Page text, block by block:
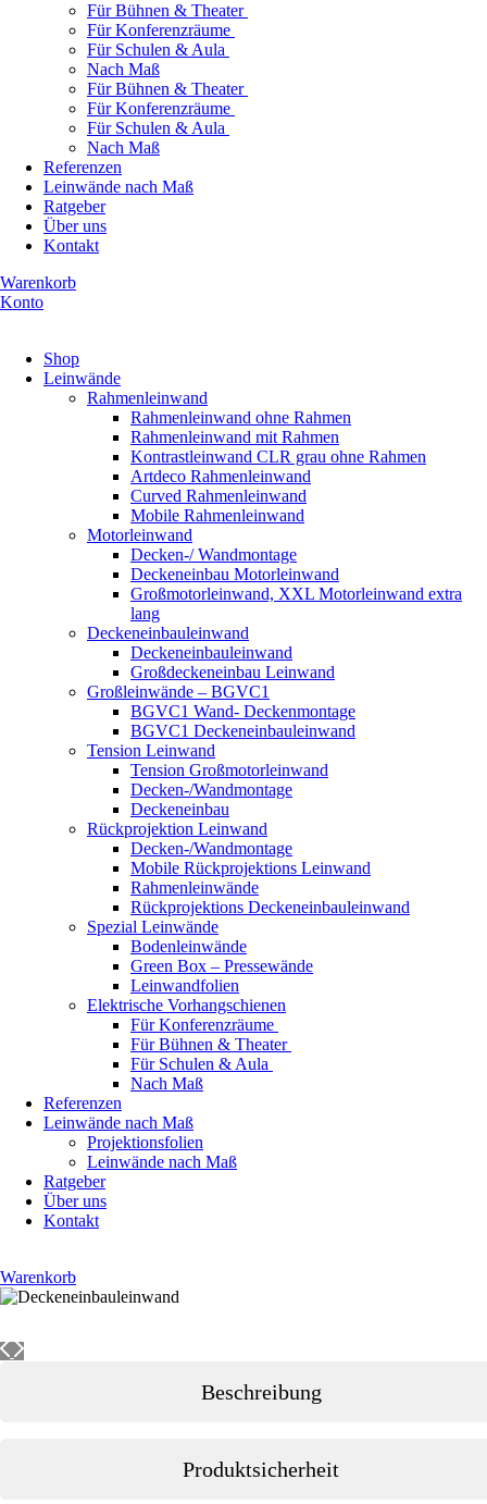
Für Bühnen & Theater
Für Konferenzräume
Für Schulen & Aula
Nach Maß
Für Bühnen & Theater
Für Konferenzräume
Für Schulen & Aula
Nach Maß
Referenzen
Leinwände nach Maß
Ratgeber
Über uns
Kontakt
Warenkorb
Konto
Shop
Leinwände
Rahmenleinwand
Rahmenleinwand ohne Rahmen
Rahmenleinwand mit Rahmen
Kontrastleinwand CLR grau ohne Rahmen
Artdeco Rahmenleinwand
Curved Rahmenleinwand
Mobile Rahmenleinwand
Motorleinwand
Decken-/ Wandmontage
Deckeneinbau Motorleinwand
Großmotorleinwand, XXL Motorleinwand extra
lang
Deckeneinbauleinwand
Deckeneinbauleinwand
Großdeckeneinbau Leinwand
Großleinwände – BGVC1
BGVC1 Wand- Deckenmontage
BGVC1 Deckeneinbauleinwand
Tension Leinwand
Tension Großmotorleinwand
Decken-/Wandmontage
Deckeneinbau
Rückprojektion Leinwand
Decken-/Wandmontage
Mobile Rückprojektions Leinwand
Rahmenleinwände
Rückprojektions Deckeneinbauleinwand
Spezial Leinwände
Bodenleinwände
Green Box – Pressewände
Leinwandfolien
Elektrische Vorhangschienen
Für Konferenzräume
Für Bühnen & Theater
Für Schulen & Aula
Nach Maß
Referenzen
Leinwände nach Maß
Projektionsfolien
Leinwände nach Maß
Ratgeber
Über uns
Kontakt
Warenkorb
Beschreibung
Produktsicherheit